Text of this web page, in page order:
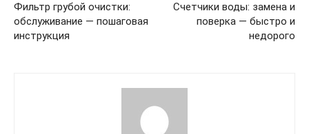
Фильтр грубой очистки:
обслуживание — пошаговая
инструкция
Счетчики воды: замена и
поверка — быстро и
недорого